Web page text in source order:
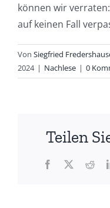
können wir
auf keinen Fall
Von Siegfried
2024 | Nachlese | 0
Teilen
Facebook
X